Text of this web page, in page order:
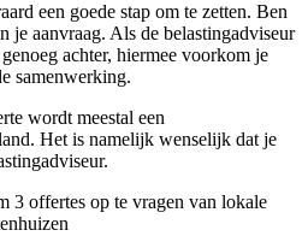
een goede stap om te zetten. Ben
je aanvraag. Als de belastingadviseur
achter, hiermee voorkom je
samenwerking.
wordt meestal een
Het is namelijk wenselijk dat je
3 offertes op te vragen van lokale